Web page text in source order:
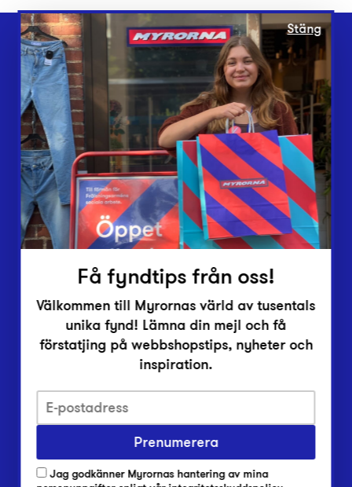
Webbshop
Butiker
Lämna in
Vårt överskott
Inlämningsplatser
Om Myrorna
Lediga jobb
Pressrum
Integritetsskyddspolicy
Har du frågor om onlineköp, leverans eller retur?
Har du frågor om vår verksamhet?
Stäng
Få fyndtips från oss!
Välkommen till Myrornas värld av tusentals
unika fynd! Lämna din mejl och få
förstatjing på webbshopstips, nyheter och
inspiration.
Prenumerera
Jag godkänner Myrornas hantering av mina